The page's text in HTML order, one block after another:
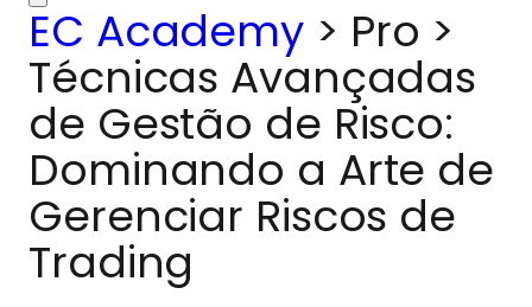
EC Academy > Pro >
Técnicas Avançadas
de Gestão de Risco:
Dominando a Arte de
Gerenciar Riscos de
Trading